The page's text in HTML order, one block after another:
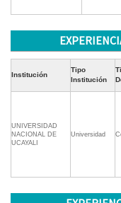
Institución
Tipo
Institución
UNIVERSIDAD
NACIONAL DE
UCAYALI
Universidad